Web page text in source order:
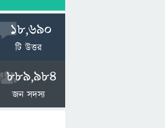
18,690
টি উত্তর
889,984
জন সদস্য